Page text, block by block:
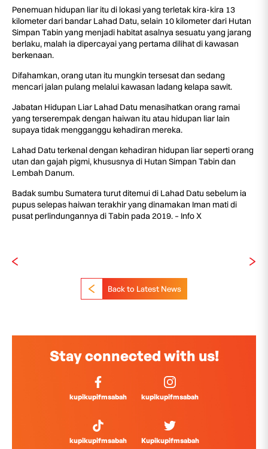
Penemuan hidupan liar itu di lokasi yang terletak kira-kira 13
kilometer dari bandar Lahad Datu, selain 10 kilometer dari Hutan
Simpan Tabin yang menjadi habitat asalnya sesuatu yang jarang
berlaku, malah ia dipercayai yang pertama dilihat di kawasan
berkenaan.
Difahamkan, orang utan itu mungkin tersesat dan sedang
mencari jalan pulang melalui kawasan ladang kelapa sawit.
Jabatan Hidupan Liar Lahad Datu menasihatkan orang ramai
yang terserempak dengan haiwan itu atau hidupan liar lain
supaya tidak mengganggu kehadiran mereka.
Lahad Datu terkenal dengan kehadiran hidupan liar seperti orang
utan dan gajah pigmi, khususnya di Hutan Simpan Tabin dan
Lembah Danum.
Badak sumbu Sumatera turut ditemui di Lahad Datu sebelum ia
pupus selepas haiwan terakhir yang dinamakan Iman mati di
pusat perlindungannya di Tabin pada 2019. – Info X
Back to Latest News
Stay connected with us!
kupikupifmsabah kupikupifmsabah
kupikupifmsabah Kupikupifmsabah